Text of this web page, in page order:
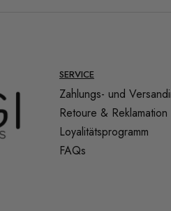
SERVICE
Zahlungs- und
Retoure & Reklamation
Loyalitätsprogramm
FAQs